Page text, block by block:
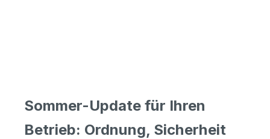
Sommer-Update für Ihren
Betrieb: Ordnung, Sicherheit